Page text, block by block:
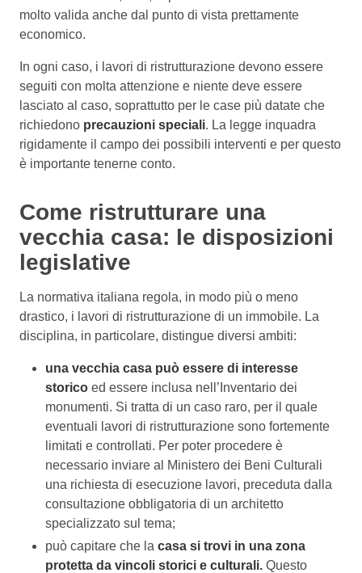
molto valida anche dal punto di vista prettamente
economico.
In ogni caso, i lavori di ristrutturazione devono essere
seguiti con molta attenzione e niente deve essere
lasciato al caso, soprattutto per le case più datate che
richiedono precauzioni speciali. La legge inquadra
rigidamente il campo dei possibili interventi e per questo
è importante tenerne conto.
Come ristrutturare una
vecchia casa: le disposizioni
legislative
La normativa italiana regola, in modo più o meno
drastico, i lavori di ristrutturazione di un immobile. La
disciplina, in particolare, distingue diversi ambiti:
una vecchia casa può essere di interesse
storico ed essere inclusa nell’Inventario dei
monumenti. Si tratta di un caso raro, per il quale
eventuali lavori di ristrutturazione sono fortemente
limitati e controllati. Per poter procedere è
necessario inviare al Ministero dei Beni Culturali
una richiesta di esecuzione lavori, preceduta dalla
consultazione obbligatoria di un architetto
specializzato sul tema;
può capitare che la casa si trovi in una zona
protetta da vincoli storici e culturali. Questo